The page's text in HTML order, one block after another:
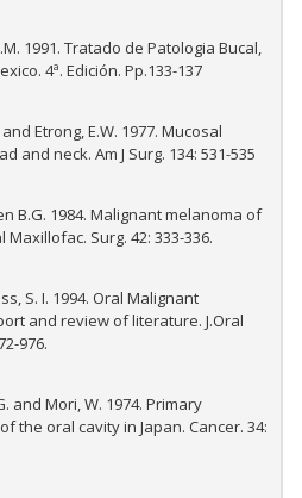
1991. Tratado de Patologia Bucal,
4ª. Edición. Pp.133-137
Etrong, E.W. 1977. Mucosal
and neck. Am J Surg. 134: 531-535
B.G. 1984. Malignant melanoma of
Maxillofac. Surg. 42: 333-336.
S. I. 1994. Oral Malignant
and review of literature. J.Oral
976.
and Mori, W. 1974. Primary
the oral cavity in Japan. Cancer. 34: